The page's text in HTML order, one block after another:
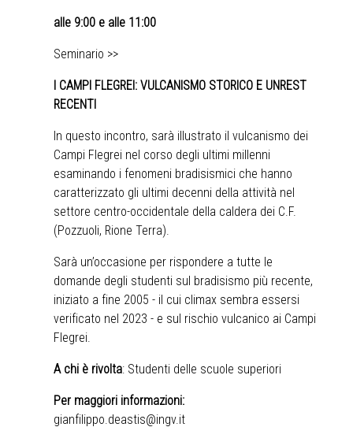
alle 9:00 e alle 11:00
Seminario >>
I CAMPI FLEGREI: VULCANISMO STORICO E UNREST
RECENTI
In questo incontro, sarà illustrato il vulcanismo dei
Campi Flegrei nel corso degli ultimi millenni
esaminando i fenomeni bradisismici che hanno
caratterizzato gli ultimi decenni della attività nel
settore centro-occidentale della caldera dei C.F.
(Pozzuoli, Rione Terra).
Sarà un’occasione per rispondere a tutte le
domande degli studenti sul bradisismo più recente,
iniziato a fine 2005 - il cui climax sembra essersi
verificato nel 2023 - e sul rischio vulcanico ai Campi
Flegrei.
A chi è rivolta: Studenti delle scuole superiori
Per maggiori informazioni:
gianfilippo.deastis@ingv.it